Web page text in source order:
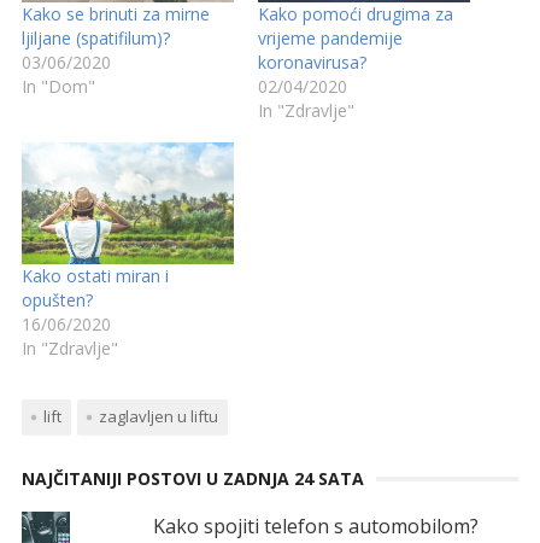
Kako se brinuti za mirne
ljiljane (spatifilum)?
03/06/2020
In "Dom"
Kako pomoći drugima za
vrijeme pandemije
koronavirusa?
02/04/2020
In "Zdravlje"
Kako ostati miran i
opušten?
16/06/2020
In "Zdravlje"
lift zaglavljen u liftu
NAJČITANIJI POSTOVI U ZADNJA 24 SATA
Kako spojiti telefon s automobilom?